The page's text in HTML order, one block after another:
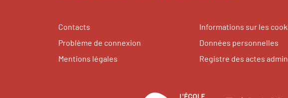
Contacts
Problème de connexion
Mentions légales
Informations sur les
Données personnelles
Registre des actes